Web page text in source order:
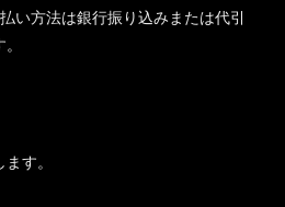
い方法は銀行振り込みまたは代引
す。